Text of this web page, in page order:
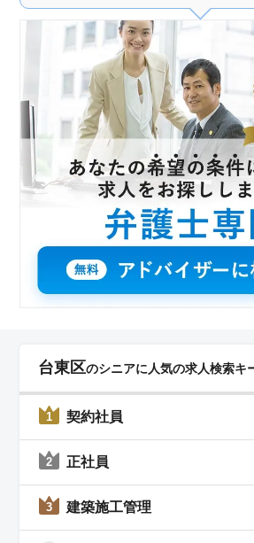
700万円から1000万円と、ベテランの
水準を設定しています。通勤手当は全
労災・健康・厚生の各種保険は事務所
弁護士費用もサポートし、安心して仕
ただける環境を整えています。
台東区のシニアに人気の求人検索キ
1 契約社員
2 正社員
3 建築施工管理